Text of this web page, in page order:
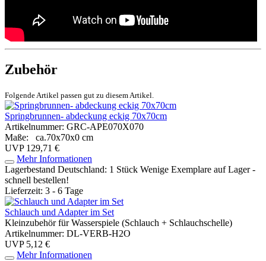
Zubehör
Folgende Artikel passen gut zu diesem Artikel.
Springbrunnen- abdeckung eckig 70x70cm
Artikelnummer: GRC-APE070X070
Maße: ca.70x70x0 cm
UVP 129,71 €
Mehr Informationen
Lagerbestand Deutschland: 1 Stück Wenige Exemplare auf Lager -
schnell bestellen!
Lieferzeit: 3 - 6 Tage
Schlauch und Adapter im Set
Kleinzubehör für Wasserspiele (Schlauch + Schlauchschelle)
Artikelnummer: DL-VERB-H2O
UVP 5,12 €
Mehr Informationen